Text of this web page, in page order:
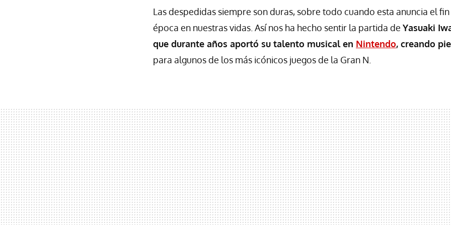
Las despedidas siempre son duras, sobre todo cuando esta anuncia el
época en nuestras vidas. Así nos ha hecho sentir la partida de Yasuaki
que durante años aportó su talento musical en Nintendo, creando
para algunos de los más icónicos juegos de la Gran N.